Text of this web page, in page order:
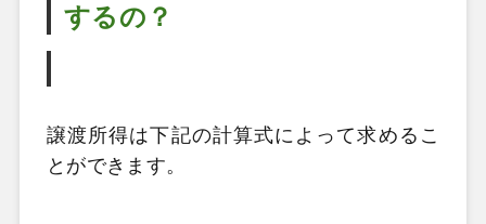
するの？
譲渡所得は下記の計算式によって求めるこ
とができます。